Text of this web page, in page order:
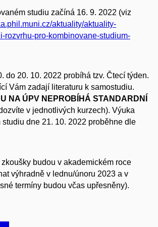
studiu začíná 16. 9. 2022 (viz
aktuality/aktuality-
rozvrhu-pro-kombinovane-studium-
do 20. 10. 2022 probíhá tzv. Čtecí týden.
Vám zadají literaturu k samostudiu.
NA ÚPV NEPROBÍHÁ STANDARDNÍ
v jednotlivých kurzech). Výuka
dne 21. 10. 2022 proběhne dle
budou v akademickém roce
výhradně v lednu/únoru 2023 a v
termíny budou včas upřesněny).